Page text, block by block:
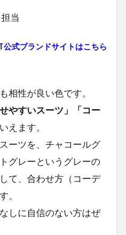
当
公式ブランドサイトはこちら
相性が良い色です。
せやすいスーツ」「コー
えます。
ーツを、チャコールグ
グレーというグレーの
て、合わせ方（コーデ
。
しに自信のない方はぜ